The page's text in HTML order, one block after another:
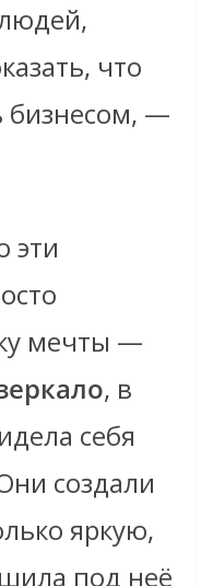
что
бизнесом, —
эти
мечты —
, в
себя
создали
яркую,
под неё